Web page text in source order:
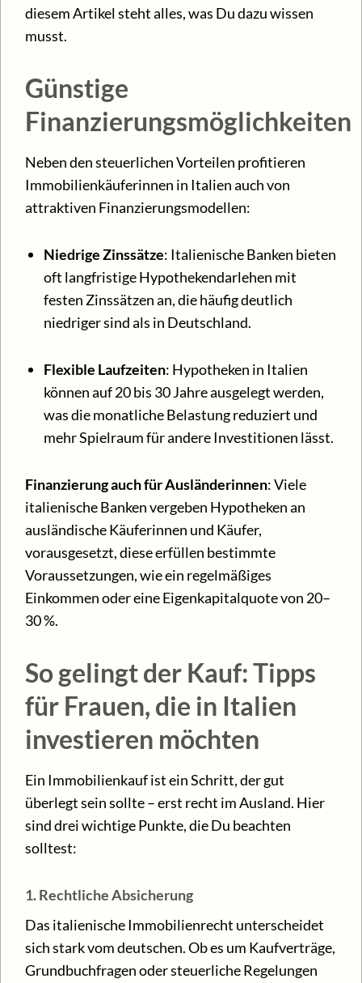
diesem Artikel steht alles, was Du dazu wissen
musst.
Günstige
Finanzierungsmöglichkeiten
Neben den steuerlichen Vorteilen profitieren
Immobilienkäuferinnen in Italien auch von
attraktiven Finanzierungsmodellen:
Niedrige Zinssätze: Italienische Banken bieten
oft langfristige Hypothekendarlehen mit
festen Zinssätzen an, die häufig deutlich
niedriger sind als in Deutschland.
Flexible Laufzeiten: Hypotheken in Italien
können auf 20 bis 30 Jahre ausgelegt werden,
was die monatliche Belastung reduziert und
mehr Spielraum für andere Investitionen lässt.
Finanzierung auch für Ausländerinnen: Viele
italienische Banken vergeben Hypotheken an
ausländische Käuferinnen und Käufer,
vorausgesetzt, diese erfüllen bestimmte
Voraussetzungen, wie ein regelmäßiges
Einkommen oder eine Eigenkapitalquote von 20–
30 %.
So gelingt der Kauf: Tipps
für Frauen, die in Italien
investieren möchten
Ein Immobilienkauf ist ein Schritt, der gut
überlegt sein sollte – erst recht im Ausland. Hier
sind drei wichtige Punkte, die Du beachten
solltest:
1. Rechtliche Absicherung
Das italienische Immobilienrecht unterscheidet
sich stark vom deutschen. Ob es um Kaufverträge,
Grundbuchfragen oder steuerliche Regelungen